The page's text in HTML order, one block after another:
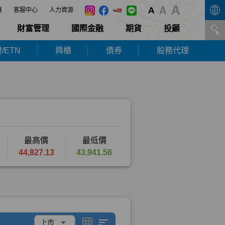
客服中心 人力資源
財富管理 國際金融 期貨 投顧
ETN 興櫃 債券 股務代理